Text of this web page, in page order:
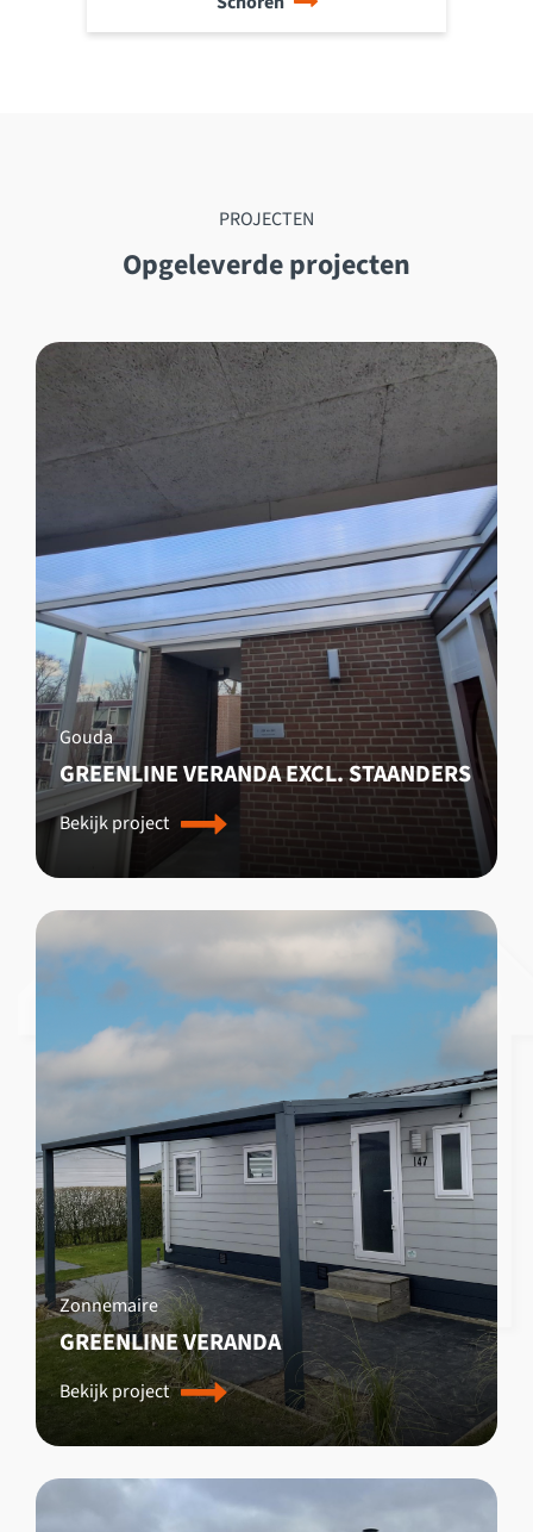
PROJECTEN
Opgeleverde projecten
Gouda
GREENLINE VERANDA EXCL. STAANDERS
Bekijk project
Zonnemaire
GREENLINE VERANDA
Bekijk project